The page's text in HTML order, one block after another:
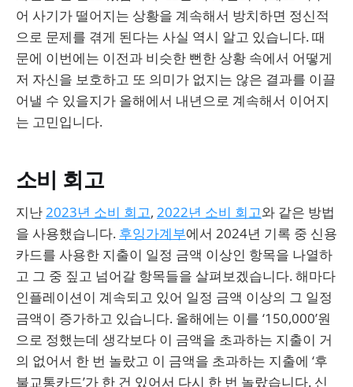
어 사기가 떨어지는 상황을 계속해서 방치하면 정신적
으로 문제를 겪게 된다는 사실 역시 알고 있습니다. 때
문에 이번에는 이전과 비슷한 뻔한 상황 속에서 어떻게
저 자신을 보호하고 또 의미가 없지는 않은 결과를 이끌
어낼 수 있을지가 올해에서 내년으로 계속해서 이어지
는 고민입니다.
소비 회고
지난2023년 소비 회고, 2022년 소비 회고와 같은 방법
을 사용했습니다. 후잉가계부에서 2024년 기록 중 신용
카드를 사용한 지출이 일정 금액 이상인 항목을 나열하
고 그 중 짚고 넘어갈 항목들을 살펴보겠습니다. 해마다
인플레이션이 계속되고 있어 일정 금액 이상의 그 일정
금액이 증가하고 있습니다. 올해에는 이를 ‘150,000’원
으로 정했는데 생각보다 이 금액을 초과하는 지출이 거
의 없어서 한 번 놀랐고 이 금액을 초과하는 지출에 ‘후
불교통카드’가 한 건 있어서 다시 한 번 놀랐습니다. 신